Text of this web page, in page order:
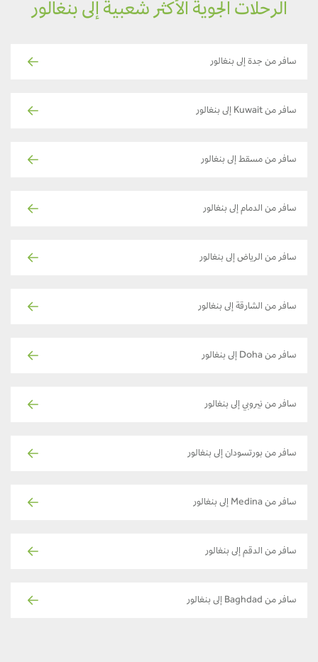
الرحلات الجوية الأكثر شعبية إلى بنغالور
سافر من جدة إلى بنغالور
سافر من Kuwait إلى بنغالور
سافر من مسقط إلى بنغالور
سافر من الدمام إلى بنغالور
سافر من الرياض إلى بنغالور
سافر من الشارقة إلى بنغالور
سافر من Doha إلى بنغالور
سافر من نيروبي إلى بنغالور
سافر من بورتسودان إلى بنغالور
سافر من Medina إلى بنغالور
سافر من الدقم إلى بنغالور
سافر من Baghdad إلى بنغالور